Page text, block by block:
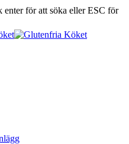
enter för att söka eller ESC för